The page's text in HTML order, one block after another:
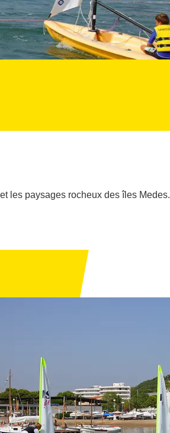
les paysages rocheux des îles Medes.